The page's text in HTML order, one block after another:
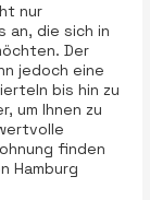
nur
an, die sich in
Der
jedoch eine
bis hin zu
um Ihnen zu
finden
Hamburg